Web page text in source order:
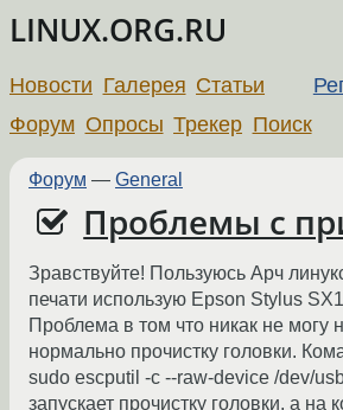
LINUX.ORG.RU
Новости Галерея Статьи
Форум Опросы Трекер Поиск
Форум — General
Проблемы с
Зравствуйте! Пользуюсь Арч
печати использую Epson Stylus
Проблема в том что никак не могу
нормально прочистку головки.
sudo escputil -c --raw-device /dev/
запускает прочистку головки, а на